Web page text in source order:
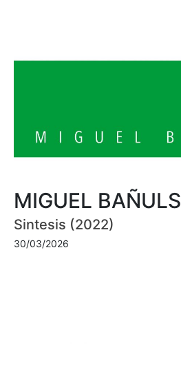
MIGUEL BAÑULS
Sintesis (2022)
30/03/2026